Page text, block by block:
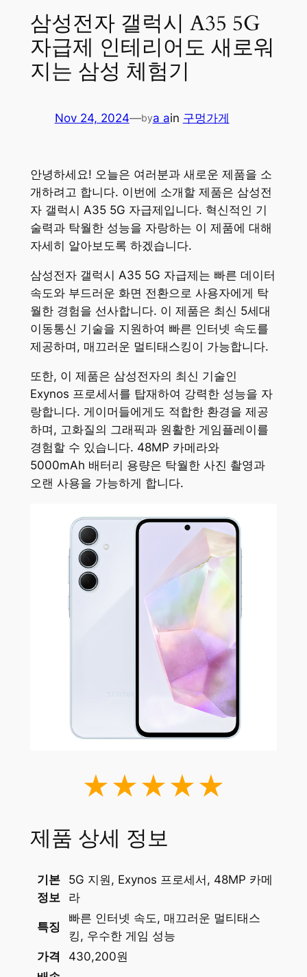
삼성전자 갤럭시 A35 5G
자급제 인테리어도 새로워
지는 삼성 체험기
Nov 24, 2024—bya ain 구멍가게
안녕하세요! 오늘은 여러분과 새로운 제품을 소
개하려고 합니다. 이번에 소개할 제품은 삼성전
자 갤럭시 A35 5G 자급제입니다. 혁신적인 기
술력과 탁월한 성능을 자랑하는 이 제품에 대해
자세히 알아보도록 하겠습니다.
삼성전자 갤럭시 A35 5G 자급제는 빠른 데이터
속도와 부드러운 화면 전환으로 사용자에게 탁
월한 경험을 선사합니다. 이 제품은 최신 5세대
이동통신 기술을 지원하여 빠른 인터넷 속도를
제공하며, 매끄러운 멀티태스킹이 가능합니다.
또한, 이 제품은 삼성전자의 최신 기술인
Exynos 프로세서를 탑재하여 강력한 성능을 자
랑합니다. 게이머들에게도 적합한 환경을 제공
하며, 고화질의 그래픽과 원활한 게임플레이를
경험할 수 있습니다. 48MP 카메라와
5000mAh 배터리 용량은 탁월한 사진 촬영과
오랜 사용을 가능하게 합니다.
★★★★★
제품 상세 정보
기본
정보
5G 지원, Exynos 프로세서, 48MP 카메
라
특징
빠른 인터넷 속도, 매끄러운 멀티태스
킹, 우수한 게임 성능
가격
430,200원